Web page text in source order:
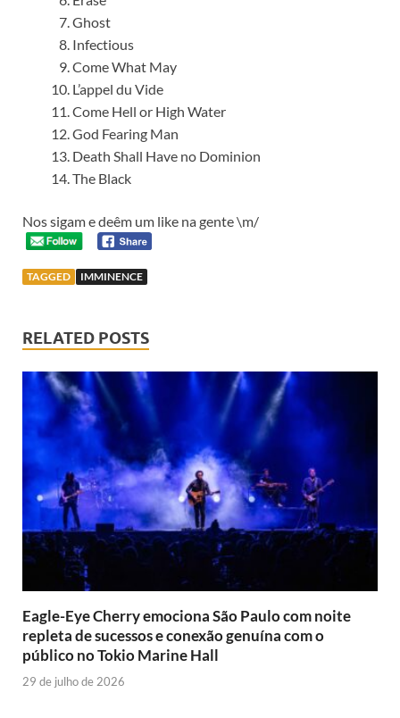
Ghost
Infectious
Come What May
L’appel du Vide
Come Hell or High Water
God Fearing Man
Death Shall Have no Dominion
The Black
Nos sigam e deêm um like na gente \m/
TAGGED IMMINENCE
RELATED POSTS
Eagle-Eye Cherry emociona São Paulo com noite
repleta de sucessos e conexão genuína com o
público no Tokio Marine Hall
29 de julho de 2026